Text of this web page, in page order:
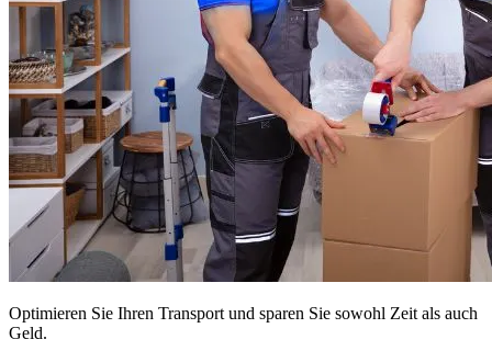
Optimieren Sie Ihren Transport und sparen Sie sowohl Zeit als auch
Geld.